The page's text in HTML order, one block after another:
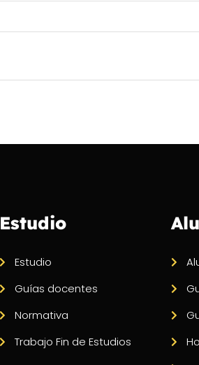
Estudio
Estudio
Guías docentes
Normativa
Trabajo Fin de Estudios